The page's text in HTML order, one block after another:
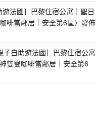
遊法國］巴黎住宿公寓｜聖日
啡當鄰居｜安全第6區〉發佈
子自助遊法國］巴黎住宿公寓
雙叟咖啡當鄰居｜安全第6